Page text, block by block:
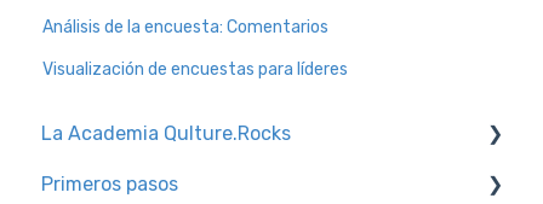
Análisis de la encuesta: Comentarios
Visualización de encuestas para líderes
La Academia Qulture.Rocks
Feedback y reconocimiento
Primeros pasos